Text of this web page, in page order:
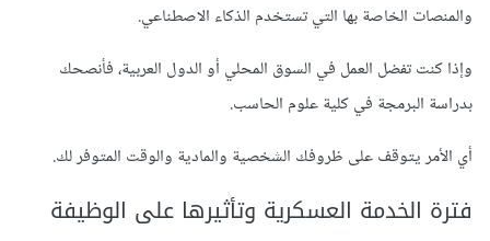
والمنصات الخاصة بها التي تستخدم الذكاء الاصطناعي.
وإذا كنت تفضل العمل في السوق المحلي أو الدول العربية، فأنصحك
بدراسة البرمجة في كلية علوم الحاسب.
أي الأمر يتوقف على ظروفك الشخصية والمادية والوقت المتوفر لك.
فترة الخدمة العسكرية وتأثيرها على الوظيفة